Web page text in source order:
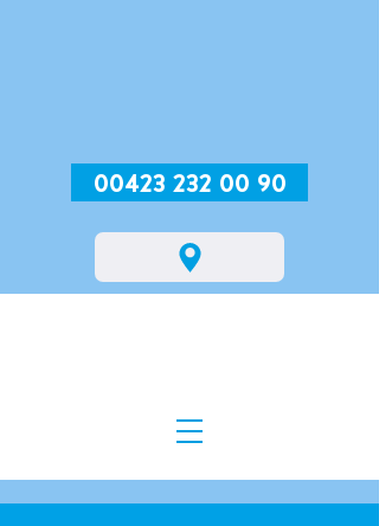
00423 232 00 90